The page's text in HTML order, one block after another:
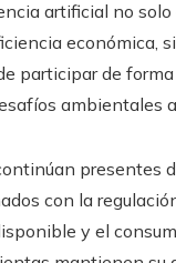
artificial no solo
económica,
participar de
ambientales
presentes
con la
y el